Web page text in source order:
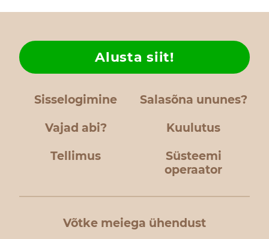
Sisselogimine Salasõna ununes?
Vajad abi?
Alusta siit!
Kuulutus
Tellimus
Süsteemi
operaator
Võtke meiega ühendust